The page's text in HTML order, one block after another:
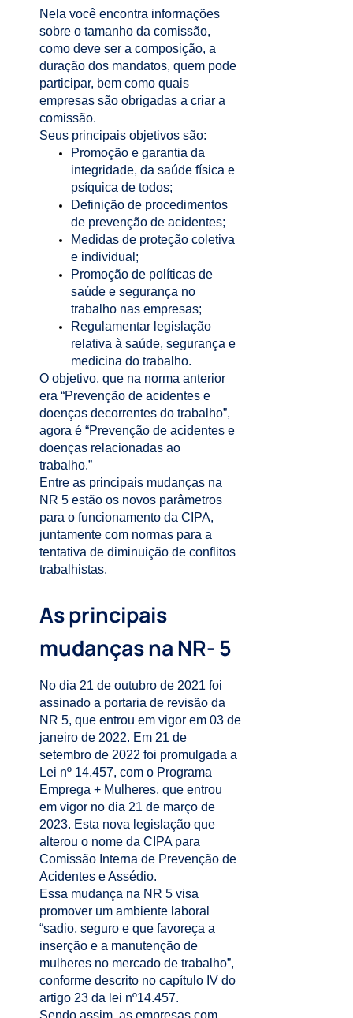
Nela você encontra informações
sobre o tamanho da comissão,
como deve ser a composição, a
duração dos mandatos, quem pode
participar, bem como quais
empresas são obrigadas a criar a
comissão.
Seus principais objetivos são:
Promoção e garantia da
integridade, da saúde física e
psíquica de todos;
Definição de procedimentos
de prevenção de acidentes;
Medidas de proteção coletiva
e individual;
Promoção de políticas de
saúde e segurança no
trabalho nas empresas;
Regulamentar legislação
relativa à saúde, segurança e
medicina do trabalho.
O objetivo, que na norma anterior
era “Prevenção de acidentes e
doenças decorrentes do trabalho”,
agora é “Prevenção de acidentes e
doenças relacionadas ao
trabalho.”
Entre as principais mudanças na
NR 5 estão os novos parâmetros
para o funcionamento da CIPA,
juntamente com normas para a
tentativa de diminuição de conflitos
trabalhistas.
As principais
mudanças na NR- 5
No dia 21 de outubro de 2021 foi
assinado a portaria de revisão da
NR 5, que entrou em vigor em 03 de
janeiro de 2022. Em 21 de
setembro de 2022 foi promulgada a
Lei nº 14.457, com o Programa
Emprega + Mulheres, que entrou
em vigor no dia 21 de março de
2023. Esta nova legislação que
alterou o nome da CIPA para
Comissão Interna de Prevenção de
Acidentes e Assédio.
Essa mudança na NR 5 visa
promover um ambiente laboral
“sadio, seguro e que favoreça a
inserção e a manutenção de
mulheres no mercado de trabalho”,
conforme descrito no capítulo IV do
artigo 23 da lei nº14.457.